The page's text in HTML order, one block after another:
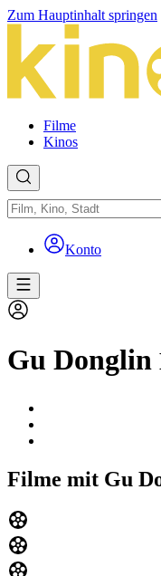
Zum Hauptinhalt springen
Filme
Kinos
Konto
Gu Donglin
Filme mit Gu